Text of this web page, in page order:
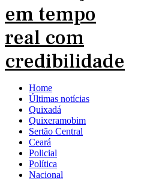
Home
Últimas notícias
Quixadá
Quixeramobim
Sertão Central
Ceará
Policial
Política
Nacional